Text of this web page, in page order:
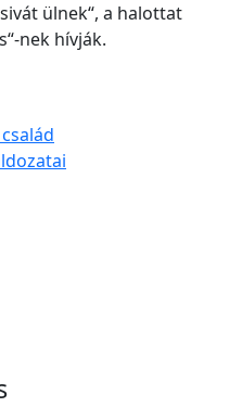
ülnek“, a halottat
nek hívják.